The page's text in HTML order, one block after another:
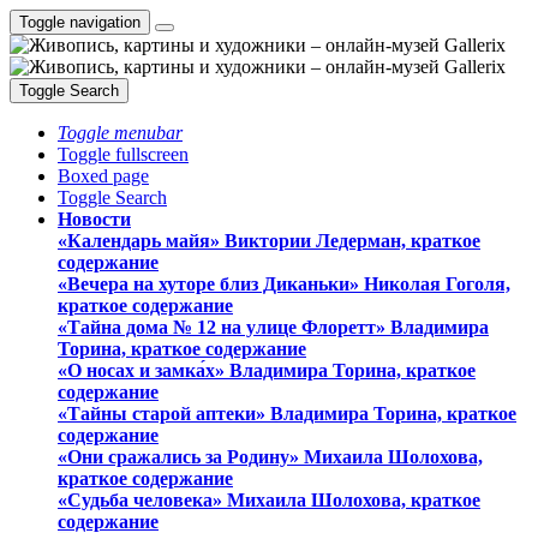
Toggle navigation
Toggle Search
Toggle menubar
Toggle fullscreen
Boxed page
Toggle Search
Новости
«Календарь майя» Виктории Ледерман, краткое
содержание
«Вечера на хуторе близ Диканьки» Николая Гоголя,
краткое содержание
«Тайна дома № 12 на улице Флоретт» Владимира
Торина, краткое содержание
«О носах и замка́х» Владимира Торина, краткое
содержание
«Тайны старой аптеки» Владимира Торина, краткое
содержание
«Они сражались за Родину» Михаила Шолохова,
краткое содержание
«Судьба человека» Михаила Шолохова, краткое
содержание